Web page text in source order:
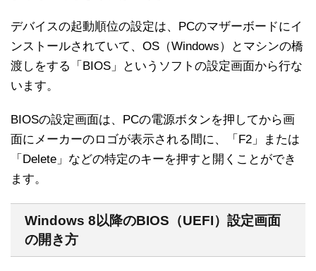
デバイスの起動順位の設定は、PCのマザーボードにイ
ンストールされていて、OS（Windows）とマシンの橋
渡しをする「BIOS」というソフトの設定画面から行な
います。
BIOSの設定画面は、PCの電源ボタンを押してから画
面にメーカーのロゴが表示される間に、「F2」または
「Delete」などの特定のキーを押すと開くことができ
ます。
Windows 8以降のBIOS（UEFI）設定画面
の開き方